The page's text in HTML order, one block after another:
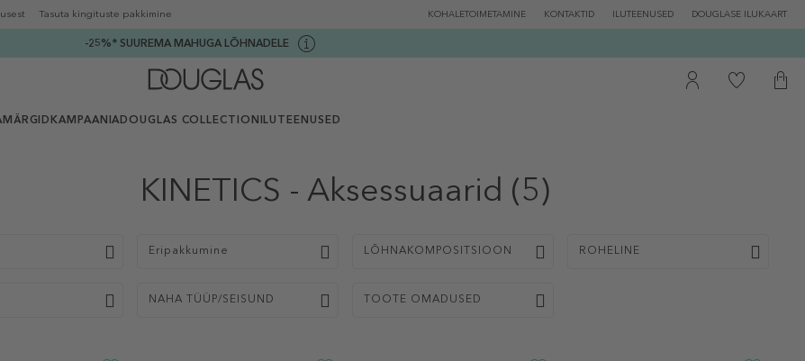
Tasuta kingituste pakkimine KOHALETOIMETAMINE KONTAKTID ILUTEENUSED DOUGLASE ILUKAART
-25%* SUUREMA MAHUGA LÕHNADELE
KAMPAANIADOUGLAS COLLECTION ILUTEENUSED
KINETICS - Aksessuaarid (5)
Eripakkumine LÕHNAKOMPOSITSIOON ROHELINE
NAHA TÜÜP/SEISUND TOOTE OMADUSED